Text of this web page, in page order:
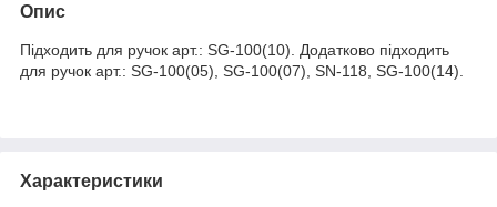
Опис
Підходить для ручок арт.: SG-100(10). Додатково підходить
для ручок арт.: SG-100(05), SG-100(07), SN-118, SG-100(14).
Характеристики